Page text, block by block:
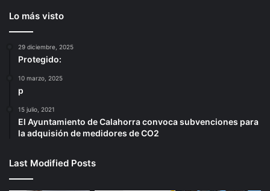
Lo más visto
29 diciembre, 2025
Protegido:
10 marzo, 2025
p
15 julio, 2021
El Ayuntamiento de Calahorra convoca subvenciones para
la adquisión de medidores de CO2
Last Modified Posts